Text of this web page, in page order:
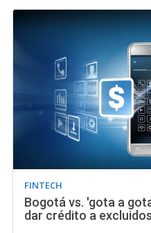
FINTECH
Bogotá vs. 'gota a
dar crédito a excluidos